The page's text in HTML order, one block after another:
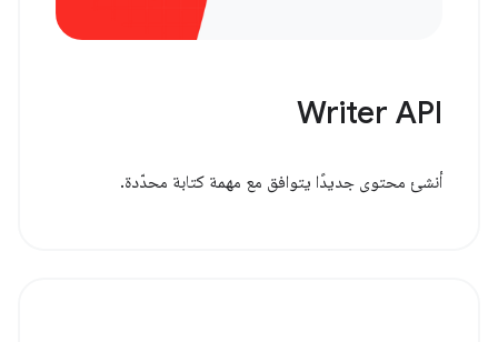
Writer API
أنشئ محتوى جديدًا يتوافق مع مهمة كتابة محدّدة.